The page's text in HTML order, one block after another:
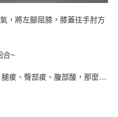
，將左腳屈膝，膝蓋往手肘方
合~
痠、臀部痠、腹部酸，那麼…